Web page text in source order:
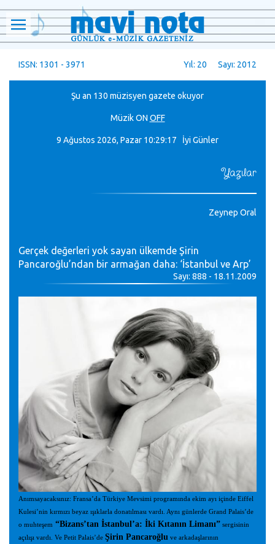
ISSN: 1301 - 3971 Yıl: 20 Sayı: 2012
Şu an 130 müzisyen gazete okuyor
MüzikON OFF
9 Ağustos 2026, Pazar 10:29:18 İyi Günler
Yazılar
Zeynep Oral
Gerçek değerleri yok sayan ülkemde Şirin
Pancaroğlu’ndan bir armağan daha: ‘İstanbul ve Arp’
Sayı: 888 - 18.11.2009
Anımsayacaksınız: Fransa’da Türkiye Mevsimi programında ekim ayı içinde Eiffel
Kulesi’nin kırmızı beyaz ışıklarla donatılması vardı. Aynı günlerde Grand Palais’de
o muhteşem “Bizans’tan İstanbul’a: İki Kıtanın Limanı” sergisinin
açılışı vardı. Ve Petit Palais’de Şirin Pancaroğlu ve arkadaşlarının